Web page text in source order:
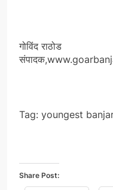
गोविंद राठोड
Tag: youngest
Share Post: